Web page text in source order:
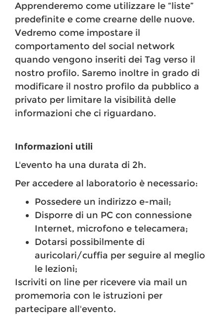
Apprenderemo come utilizzare le “liste”
predefinite e come crearne delle nuove.
Vedremo come impostare il
comportamento del social network
quando vengono inseriti dei Tag verso il
nostro profilo. Saremo inoltre in grado di
modificare il nostro profilo da pubblico a
privato per limitare la visibilità delle
informazioni che ci riguardano.
Informazioni utili
L'evento ha una durata di 2h.
Per accedere al laboratorio è necessario:
Possedere un indirizzo e-mail;
Disporre di un PC con connessione
Internet, microfono e telecamera;
Dotarsi possibilmente di
auricolari/cuffia per seguire al meglio
le lezioni;
Iscriviti on line per ricevere via mail un
promemoria con le istruzioni per
partecipare all'evento.